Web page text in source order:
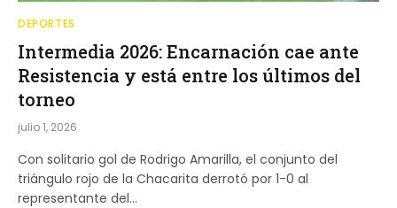
DEPORTES
Intermedia 2026: Encarnación cae ante
Resistencia y está entre los últimos del
torneo
julio 1, 2026
Con solitario gol de Rodrigo Amarilla, el conjunto del
triángulo rojo de la Chacarita derrotó por 1-0 al
representante del…